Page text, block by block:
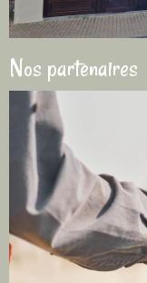
Nos partenaires